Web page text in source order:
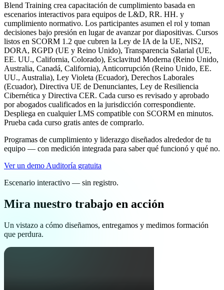
Blend Training crea capacitación de cumplimiento basada en
escenarios interactivos para equipos de L&D, RR. HH. y
cumplimiento normativo. Los participantes asumen el rol y toman
decisiones bajo presión en lugar de avanzar por diapositivas. Cursos
listos en SCORM 1.2 que cubren la Ley de IA de la UE, NIS2,
DORA, RGPD (UE y Reino Unido), Transparencia Salarial (UE,
EE. UU., California, Colorado), Esclavitud Moderna (Reino Unido,
Australia, Canadá, California), Anticorrupción (Reino Unido, EE.
UU., Australia), Ley Violeta (Ecuador), Derechos Laborales
(Ecuador), Directiva UE de Denunciantes, Ley de Resiliencia
Cibernética y Directiva CER. Cada curso es revisado y aprobado
por abogados cualificados en la jurisdicción correspondiente.
Despliega en cualquier LMS compatible con SCORM en minutos.
Prueba cada curso gratis antes de comprarlo.
Programas de cumplimiento y liderazgo diseñados alrededor de tu
equipo — con medición integrada para saber qué funcionó y qué no.
Ver un demo Auditoría gratuita
Escenario interactivo — sin registro.
Mira nuestro trabajo en acción
Un vistazo a cómo diseñamos, entregamos y medimos formación
que perdura.